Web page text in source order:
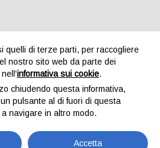
quelli di terze parti, per raccogliere
nostro sito web da parte dei
informativa sui cookie.
chiudendo questa informativa,
pulsante al di fuori di questa
navigare in altro modo.
Accetta